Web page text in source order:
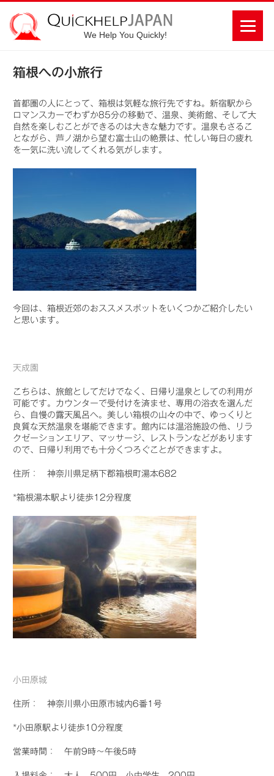
We Help You Quickly!
箱根への小旅行
首都圏の人にとって、箱根は気軽な旅行先ですね。新宿駅から
ロマンスカーでわずか85分の移動で、温泉、美術館、そして大
自然を楽しむことができるのは大きな魅力です。温泉もさるこ
とながら、芦ノ湖から望む富士山の絶景は、忙しい毎日の疲れ
を一気に洗い流してくれる気がします。
今回は、箱根近郊のおススメスポットをいくつかご紹介したい
と思います。
天成園
こちらは、旅館としてだけでなく、日帰り温泉としての利用が
可能です。カウンターで受付けを済ませ、専用の浴衣を選んだ
ら、自慢の露天風呂へ。美しい箱根の山々の中で、ゆっくりと
良質な天然温泉を堪能できます。館内には温浴施設の他、リラ
クゼーションエリア、マッサージ、レストランなどがあります
ので、日帰り利用でも十分くつろぐことができますよ。
住所： 神奈川県足柄下郡箱根町湯本682
*箱根湯本駅より徒歩12分程度
小田原城
住所： 神奈川県小田原市城内6番1号
*小田原駅より徒歩10分程度
営業時間： 午前9時～午後5時